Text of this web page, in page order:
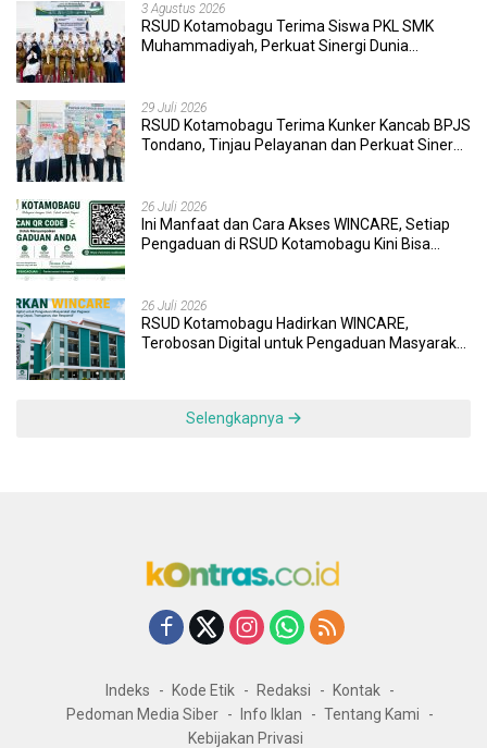
3 Agustus 2026
RSUD Kotamobagu Terima Siswa PKL SMK
Muhammadiyah, Perkuat Sinergi Dunia
29 Juli 2026
RSUD Kotamobagu Terima Kunker Kancab BPJS
Tondano, Tinjau Pelayanan dan Perkuat Sinergi
26 Juli 2026
Ini Manfaat dan Cara Akses WINCARE, Setiap
Pengaduan di RSUD Kotamobagu Kini Bisa
26 Juli 2026
RSUD Kotamobagu Hadirkan WINCARE,
Terobosan Digital untuk Pengaduan Masyarakat
Selengkapnya
Indeks Kode Etik Redaksi
Kontak
Pedoman Media Siber
Info Iklan
Tentang Kami
Kebijakan Privasi